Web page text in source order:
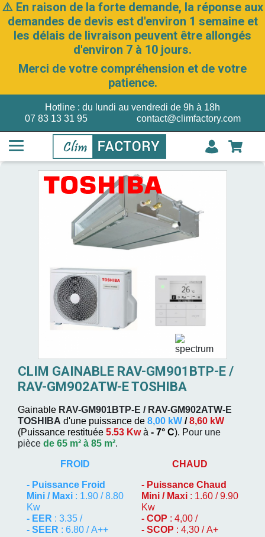
⚠️ En raison de la forte demande, la réponse aux
demandes de devis est d'environ 1 semaine et
les délais de livraison peuvent être allongés
d'environ 7 à 10 jours.
Merci de votre compréhension et de votre
patience.
07 83 13 31 95
Hotline : du lundi au vendredi de 9h à 18h
contact@climfactory.com
CLIM GAINABLE RAV-GM901BTP-E /
RAV-GM902ATW-E TOSHIBA
Gainable RAV-GM901BTP-E / RAV-GM902ATW-E
TOSHIBA d'une puissance de 8,00 kW /8,60 kW
(Puissance restituée 5.53 Kwà - 7° C). Pour une
pièce de 65 m² à 85 m².
FROID
- Puissance Froid
Mini / Maxi : 1.90 / 8.80
Kw
- EER : 3.35 /
- SEER : 6.80 / A++
CHAUD
- Puissance Chaud
Mini / Maxi : 1.60 / 9.90
Kw
- COP : 4,00 /
- SCOP : 4,30 / A+